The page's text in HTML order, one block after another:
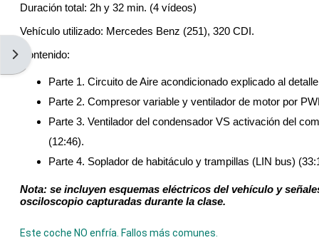
Abrir cajón de bloques
Duración total: 2h y 32 min. (4 vídeos)
Vehículo utilizado: Mercedes Benz (251), 320 CDI.
Contenido:
Parte 1. Circuito de Aire acondicionado explicado al
Parte 2. Compresor variable y ventilador de motor por
Parte 3. Ventilador del condensador VS activación del
(12:46).
Parte 4. Soplador de habitáculo y trampillas (LIN bus)
Nota: se incluyen esquemas eléctricos del vehículo y
osciloscopio capturadas durante la clase.
Este coche NO enfría. Fallos más comunes.